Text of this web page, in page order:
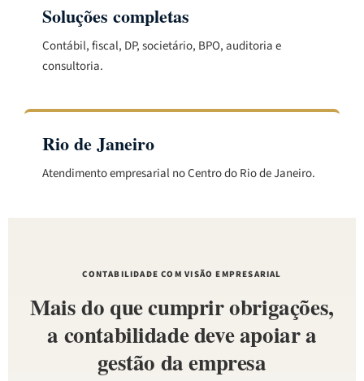
Soluções completas
Contábil, fiscal, DP, societário, BPO, auditoria e
consultoria.
Rio de Janeiro
Atendimento empresarial no Centro do Rio de Janeiro.
CONTABILIDADE COM VISÃO EMPRESARIAL
Mais do que cumprir obrigações,
a contabilidade deve apoiar a
gestão da empresa